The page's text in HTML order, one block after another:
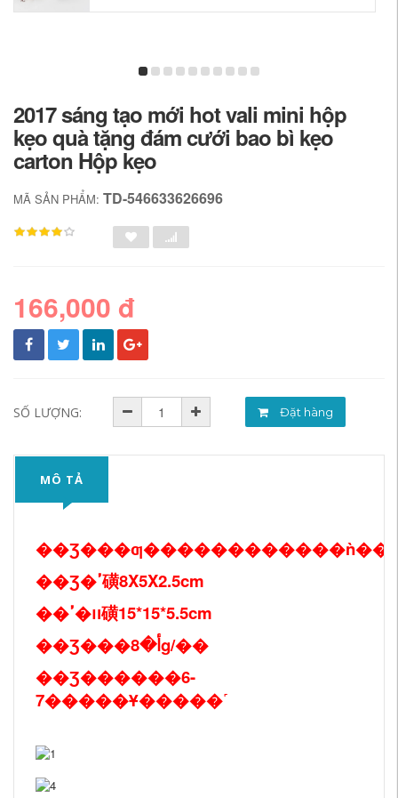
2017 sáng tạo mới hot vali mini hộp
kẹo quà tặng đám cưới bao bì kẹo
carton Hộp kẹo
MÃ SẢN PHẨM: TD-546633626696
166,000 đ
SỐ LƯỢNG: Đặt hàng
MÔ TẢ
��Ʒ�ߴ磺8X5X2.5cm
��װ�ߴ磺15*15*5.5cm
��Ʒ���أ�8g/��
��Ʒ������6-
7�����Ұ�����˹